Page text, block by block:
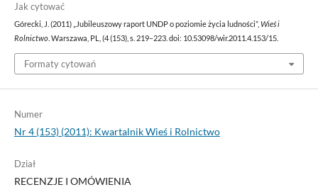
Jak cytować
Górecki, J. (2011) „Jubileuszowy raport UNDP o poziomie życia ludności”, Wieś i
Rolnictwo. Warszawa, PL, (4 (153), s. 219–223. doi: 10.53098/wir.2011.4.153/15.
Formaty cytowań
Numer
Nr 4 (153) (2011): Kwartalnik Wieś i Rolnictwo
Dział
RECENZJE I OMÓWIENIA